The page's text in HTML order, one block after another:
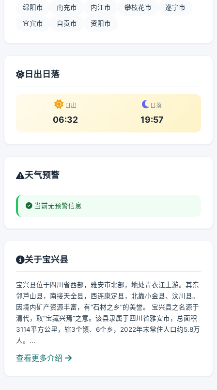
绵阳市 南充市 内江市 攀枝花市 遂宁市
宜宾市 自贡市 资阳市
日出日落
日出
06:32
日落
19:57
天气预警
当前无预警信息
关于宝兴县
宝兴县位于四川省西部，雅安市北部，地处青衣江上游。其东
邻芦山县，南接天全县，西连康定县，北靠小金县、汶川县。
因境内矿产资源丰富，有“石材之乡”的美誉。 宝兴县之名源于
清代，取“宝藏兴焉”之意。该县隶属于四川省雅安市，总面积
3114平方公里，辖3个镇、6个乡，2022年末常住人口约5.8万
人。...
查看更多介绍